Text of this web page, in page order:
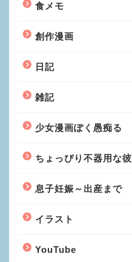
食メモ
創作漫画
日記
雑記
少女漫画ぽく愚痴る
ちょっぴり不器用な彼
息子妊娠～出産まで
イラスト
YouTube